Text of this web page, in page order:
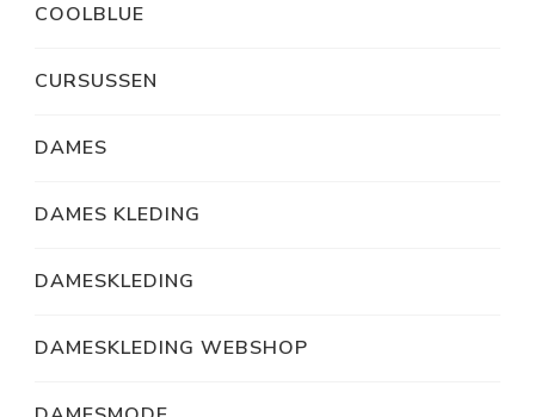
COOLBLUE
CURSUSSEN
DAMES
DAMES KLEDING
DAMESKLEDING
DAMESKLEDING WEBSHOP